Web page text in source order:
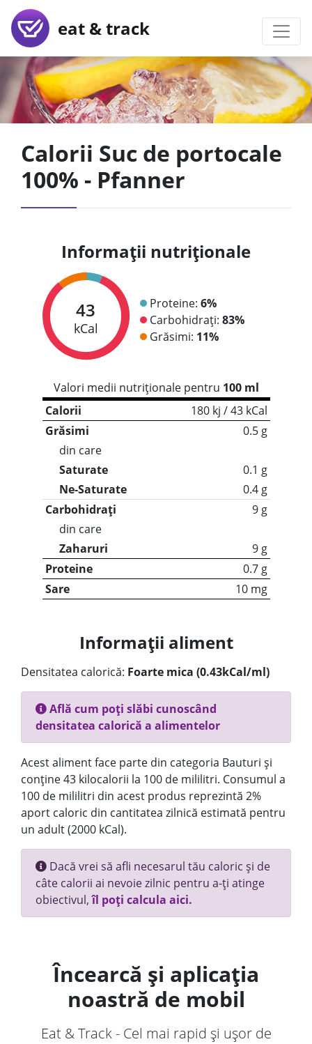
eat & track
Calorii Suc de portocale
100% - Pfanner
Informații nutriționale
43
kCal
Proteine: 6%
Carbohidrați: 83%
Grăsimi: 11%
Valori medii nutriționale pentru 100 ml
Calorii
180 kj / 43 kCal
Grăsimi
0.5 g
din care
Saturate
0.1 g
Ne-Saturate
0.4 g
Carbohidrați
9 g
din care
Zaharuri
9 g
Proteine
0.7 g
Sare
10 mg
Informații aliment
Densitatea calorică: Foarte mica (0.43kCal/ml)
Află cum poți slăbi cunoscând
densitatea calorică a alimentelor
Acest aliment face parte din categoria Bauturi și
conține 43 kilocalorii la 100 de mililitri. Consumul a
100 de mililitri din acest produs reprezintă 2%
aport caloric din cantitatea zilnică estimată pentru
un adult (2000 kCal).
Dacă vrei să afli necesarul tău caloric și de
câte calorii ai nevoie zilnic pentru a-ți atinge
obiectivul,îl poți calcula aici.
Încearcă și aplicația
noastră de mobil
Eat & Track - Cel mai rapid și ușor de